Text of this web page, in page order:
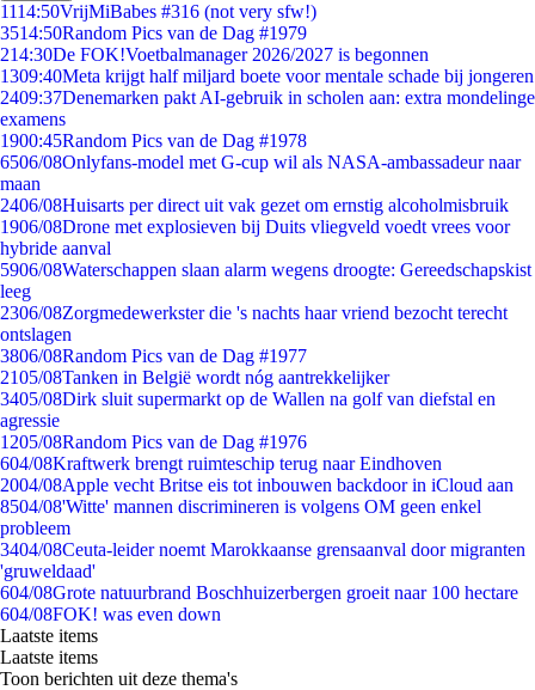
1114:50VrijMiBabes #316 (not very sfw!)
3514:50Random Pics van de Dag #1979
214:30De FOK!Voetbalmanager 2026/2027 is begonnen
1309:40Meta krijgt half miljard boete voor mentale schade bij jongeren
2409:37Denemarken pakt AI-gebruik in scholen aan: extra mondelinge
examens
1900:45Random Pics van de Dag #1978
6506/08Onlyfans-model met G-cup wil als NASA-ambassadeur naar
maan
2406/08Huisarts per direct uit vak gezet om ernstig alcoholmisbruik
1906/08Drone met explosieven bij Duits vliegveld voedt vrees voor
hybride aanval
5906/08Waterschappen slaan alarm wegens droogte: Gereedschapskist
leeg
2306/08Zorgmedewerkster die 's nachts haar vriend bezocht terecht
ontslagen
3806/08Random Pics van de Dag #1977
2105/08Tanken in België wordt nóg aantrekkelijker
3405/08Dirk sluit supermarkt op de Wallen na golf van diefstal en
agressie
1205/08Random Pics van de Dag #1976
604/08Kraftwerk brengt ruimteschip terug naar Eindhoven
2004/08Apple vecht Britse eis tot inbouwen backdoor in iCloud aan
8504/08'Witte' mannen discrimineren is volgens OM geen enkel
probleem
3404/08Ceuta-leider noemt Marokkaanse grensaanval door migranten
'gruweldaad'
604/08Grote natuurbrand Boschhuizerbergen groeit naar 100 hectare
604/08FOK! was even down
Laatste items
Laatste items
Toon berichten uit deze thema's